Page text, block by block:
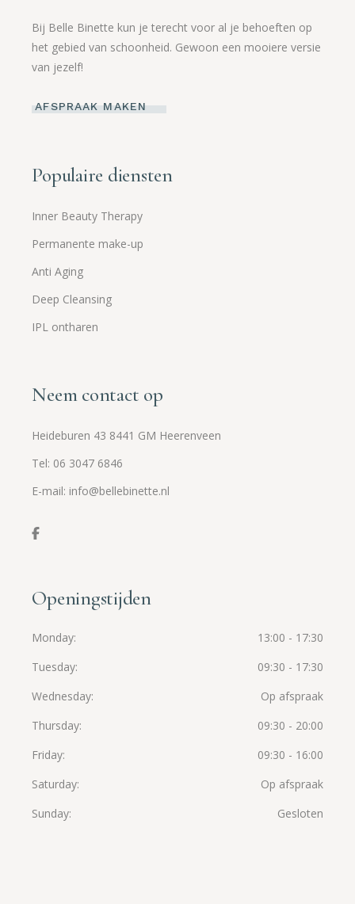
Bij Belle Binette kun je terecht voor al je behoeften op
het gebied van schoonheid. Gewoon een mooiere versie
van jezelf!
AFSPRAAK MAKEN
Populaire diensten
Inner Beauty Therapy
Permanente make-up
Anti Aging
Deep Cleansing
IPL ontharen
Neem contact op
Heideburen 43 8441 GM Heerenveen
Tel: 06 3047 6846
E-mail: info@bellebinette.nl
Openingstijden
Monday
13:00 - 17:30
Tuesday
09:30 - 17:30
Wednesday
Op afspraak
Thursday
09:30 - 20:00
Friday
09:30 - 16:00
Saturday
Op afspraak
Sunday
Gesloten